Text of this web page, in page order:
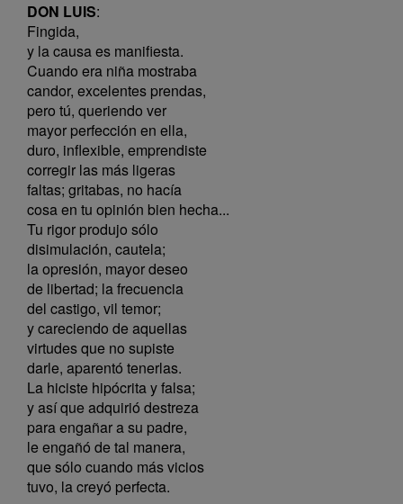
DON LUIS:
Fingida,
y la causa es manifiesta.
Cuando era niña mostraba
candor, excelentes prendas,
pero tú, queriendo ver
mayor perfección en ella,
duro, inflexible, emprendiste
corregir las más ligeras
faltas; gritabas, no hacía
cosa en tu opinión bien hecha...
Tu rigor produjo sólo
disimulación, cautela;
la opresión, mayor deseo
de libertad; la frecuencia
del castigo, vil temor;
y careciendo de aquellas
virtudes que no supiste
darle, aparentó tenerlas.
La hiciste hipócrita y falsa;
y así que adquirió destreza
para engañar a su padre,
le engañó de tal manera,
que sólo cuando más vicios
tuvo, la creyó perfecta.